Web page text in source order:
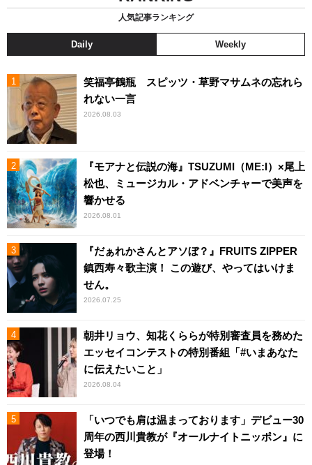
人気記事ランキング
Daily Weekly
笑福亭鶴瓶 スピッツ・草野マサムネの忘れら
れない一言
2026.08.03
『モアナと伝説の海』TSUZUMI（ME:I）×尾上
松也、ミュージカル・アドベンチャーで美声を
響かせる
2026.08.01
『だぁれかさんとアソぼ？』FRUITS ZIPPER
鎮西寿々歌主演！ この遊び、やってはいけま
せん。
2026.07.25
朝井リョウ、知花くららが特別審査員を務めた
エッセイコンテストの特別番組「#いまあなた
に伝えたいこと」
2026.08.04
「いつでも肩は温まっております」デビュー30
周年の西川貴教が『オールナイトニッポン』に
登場！